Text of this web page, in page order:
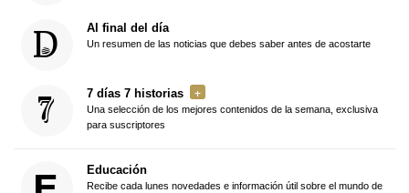
Al final del día
Un resumen de las noticias que debes saber antes de acostarte
7 días 7 historias
Una selección de los mejores contenidos de la semana, exclusiva
para suscriptores
Educación
Recibe cada lunes novedades e información útil sobre el mundo de